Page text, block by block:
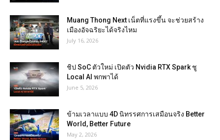
Muang Thong Next เน็ตที่แรงขึ้น จะช่วยสร้าง
เมืองอัจฉริยะได้จริงไหม
July 16, 2026
ชิป SoC ตัวใหม่ เปิดตัว Nvidia RTX Spark ชู
Local AI พกพาได้
June 5, 2026
ข้ามเวลาแบบ 4D นิทรรศการเสมือนจริง Better
World, Better Future
May 2, 2026